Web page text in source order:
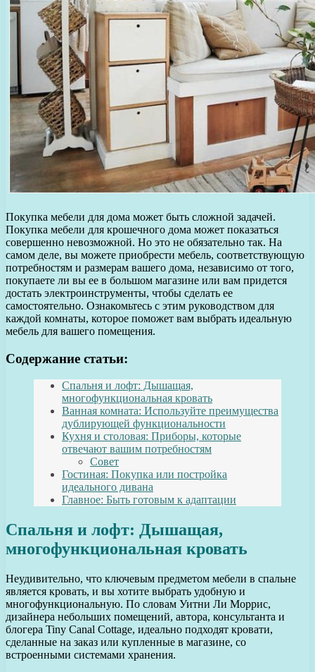
Покупка мебели для дома может быть сложной задачей.
Покупка мебели для крошечного дома может показаться
совершенно невозможной. Но это не обязательно так. На
самом деле, вы можете приобрести мебель, соответствующую
потребностям и размерам вашего дома, независимо от того,
покупаете ли вы ее в большом магазине или вам придется
достать электроинструменты, чтобы сделать ее
самостоятельно. Ознакомьтесь с этим руководством для
каждой комнаты, которое поможет вам выбрать идеальную
мебель для вашего помещения.
Содержание статьи:
Спальня и лофт: Дышащая,
многофункциональная кровать
Ванная комната: Используйте преимущества
дублирующей функциональности
Кухня и столовая: Приборы, которые
отвечают вашим потребностям
Совет
Гостиная: Покупка или постройка
идеального дивана
Главное: Быть готовым к адаптации
Спальня и лофт: Дышащая,
многофункциональная кровать
Неудивительно, что ключевым предметом мебели в спальне
является кровать, и вы хотите выбрать удобную и
многофункциональную. По словам Уитни Ли Моррис,
дизайнера небольших помещений, автора, консультанта и
блогера Tiny Canal Cottage, идеально подходят кровати,
сделанные на заказ или купленные в магазине, со
встроенными системами хранения.